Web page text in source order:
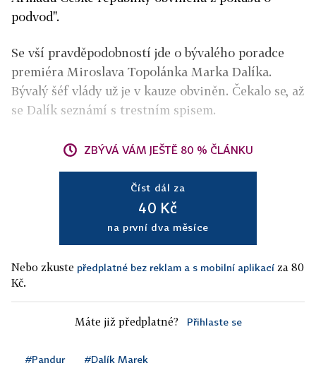
podvod".
Se vší pravděpodobností jde o bývalého poradce
premiéra Miroslava Topolánka Marka Dalíka.
Bývalý šéf vlády už je v kauze obviněn. Čekalo se, až
se Dalík seznámí s trestním spisem.
ZBÝVÁ VÁM JEŠTĚ 80 % ČLÁNKU
Číst dál za
40 Kč
na první dva měsíce
Nebo zkuste předplatné bez reklam a s mobilní aplikací za 80
Kč.
Máte již předplatné? Přihlaste se
#Pandur #Dalík Marek